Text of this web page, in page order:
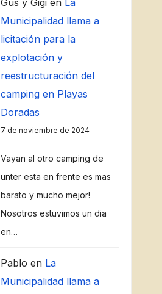
Gus y Gigien La
Municipalidad llama a
licitación para la
explotación y
reestructuración del
camping en Playas
Doradas
7 de noviembre de 2024
Vayan al otro camping de
unter esta en frente es mas
barato y mucho mejor!
Nosotros estuvimos un dia
en…
Pablo en La
Municipalidad llama a